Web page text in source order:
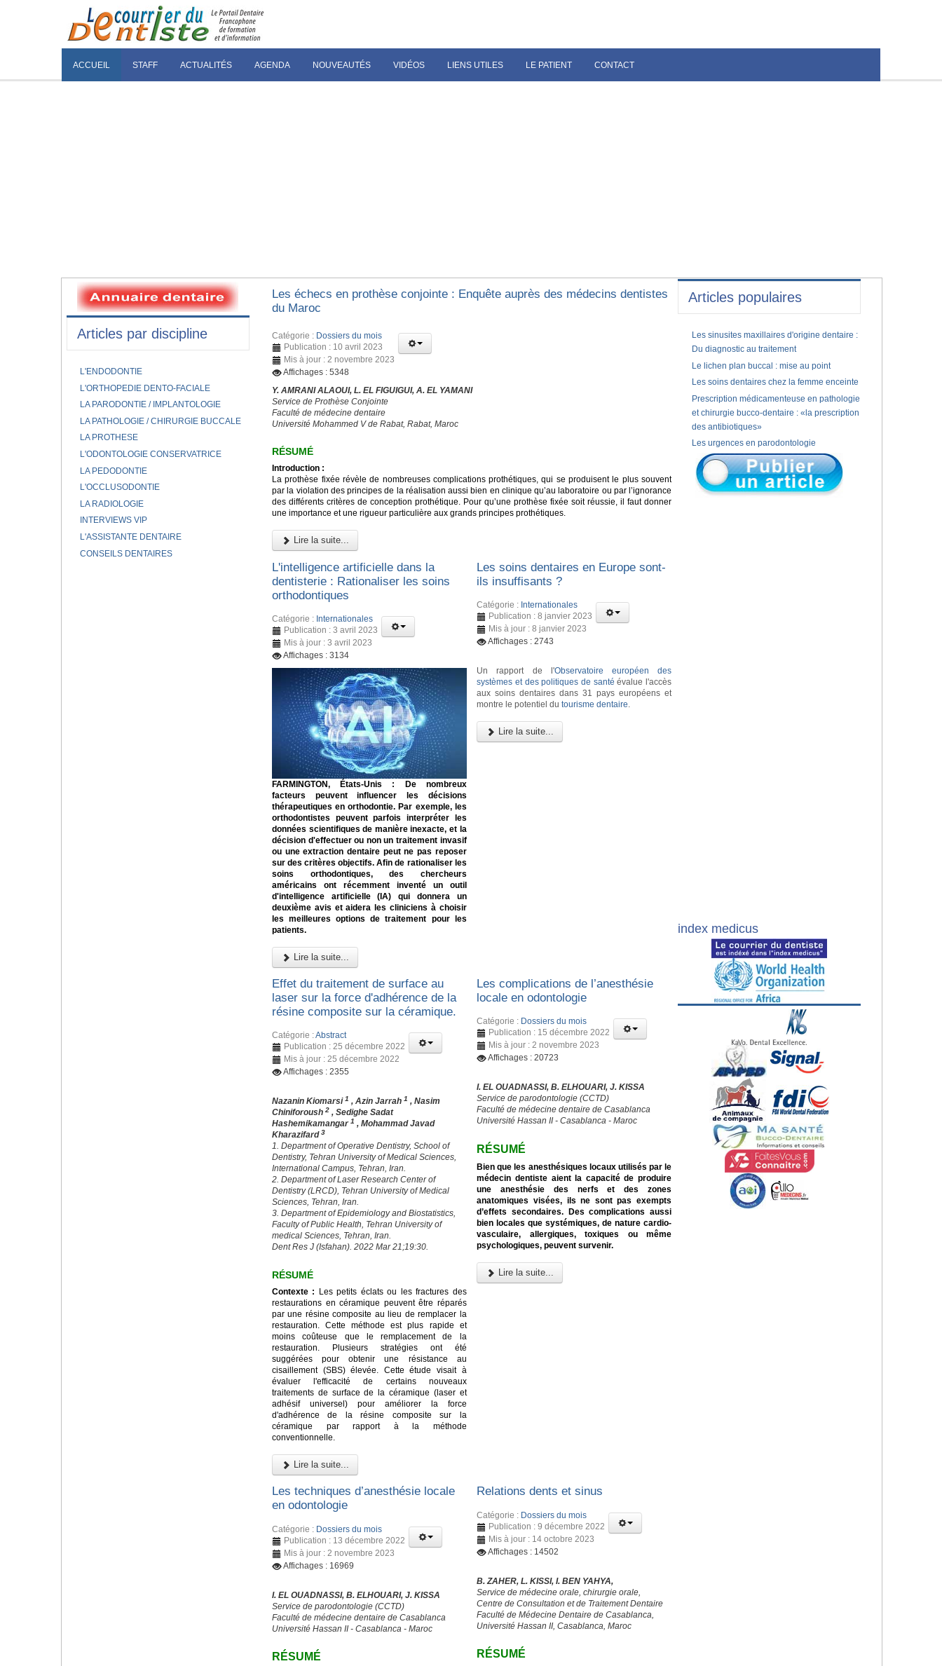
ACCUEIL STAFF ACTUALITÉS AGENDA NOUVEAUTÉS VIDÉOS LIENS UTILES LE PATIENT CONTACT
Les échecs en prothèse conjointe : Enquête auprès des médecins dentistes
du Maroc
Catégorie : Dossiers du mois
Publication : 10 avril 2023
Mis à jour : 2 novembre 2023
Affichages : 5348
Y. AMRANI ALAOUI, L. EL FIGUIGUI, A. EL YAMANI
Service de Prothèse Conjointe
Faculté de médecine dentaire
Université Mohammed V de Rabat, Rabat, Maroc
RÉSUMÉ
Introduction :
La prothèse fixée révèle de nombreuses complications prothétiques, qui se produisent le plus souvent
par la violation des principes de la réalisation aussi bien en clinique qu’au laboratoire ou par l’ignorance
des différents critères de conception prothétique. Pour qu’une prothèse fixée soit réussie, il faut donner
une importance et une rigueur particulière aux grands principes prothétiques.
Lire la suite...
L'intelligence artificielle dans la
dentisterie : Rationaliser les soins
orthodontiques
Catégorie : Internationales
Publication : 3 avril 2023
Mis à jour : 3 avril 2023
Affichages : 3134
FARMINGTON, États-Unis :
De nombreux
facteurs peuvent influencer les décisions
thérapeutiques en orthodontie. Par exemple, les
orthodontistes peuvent parfois interpréter les
données scientifiques de manière inexacte, et la
décision d'effectuer ou non un traitement invasif
ou une extraction dentaire peut ne pas reposer
sur des critères objectifs. Afin de rationaliser les
soins orthodontiques, des chercheurs
américains ont récemment inventé un outil
d'intelligence artificielle (IA) qui donnera un
deuxième avis et aidera les cliniciens à choisir
les meilleures options de traitement pour les
patients.
Lire la suite...
Les soins dentaires en Europe sont-
ils insuffisants ?
Catégorie : Internationales
Publication : 8 janvier 2023
Mis à jour : 8 janvier 2023
Affichages : 2743
Un rapport de l'Observatoire européen des
systèmes et des politiques de santé évalue l'accès
aux soins dentaires dans 31 pays européens et
montre le potentiel dutourisme dentaire.
Lire la suite...
Effet du traitement de surface au
laser sur la force d'adhérence de la
résine composite sur la céramique.
Catégorie :Abstract
Publication : 25 décembre 2022
Mis à jour : 25 décembre 2022
Affichages : 2355
Nazanin Kiomarsi 1 , Azin Jarrah 1 , Nasim
Chiniforoush 2 , Sedighe Sadat
Hashemikamangar 1 , Mohammad Javad
Kharazifard3
1. Department of Operative Dentistry, School of
Dentistry, Tehran University of Medical Sciences,
International Campus, Tehran, Iran.
2. Department of Laser Research Center of
Dentistry (LRCD), Tehran University of Medical
Sciences, Tehran, Iran.
3. Department of Epidemiology and Biostatistics,
Faculty of Public Health, Tehran University of
medical Sciences, Tehran, Iran.
Dent Res J (Isfahan). 2022 Mar 21;19:30.
RÉSUMÉ
Contexte : Les petits éclats ou les fractures des
restaurations en céramique peuvent être réparés
par une résine composite au lieu de remplacer la
restauration. Cette méthode est plus rapide et
moins coûteuse que le remplacement de la
restauration. Plusieurs stratégies ont été
suggérées pour obtenir une résistance au
cisaillement (SBS) élevée. Cette étude visait à
évaluer l'efficacité de certains nouveaux
traitements de surface de la céramique (laser et
adhésif universel) pour améliorer la force
d'adhérence de la résine composite sur la
céramique par rapport à la méthode
conventionnelle.
Lire la suite...
Les complications de l’anesthésie
locale en odontologie
Catégorie : Dossiers du mois
Publication : 15 décembre 2022
Mis à jour : 2 novembre 2023
Affichages : 20723
I. EL OUADNASSI, B. ELHOUARI, J. KISSA
Service de parodontologie (CCTD)
Faculté de médecine dentaire de Casablanca
Université Hassan II - Casablanca - Maroc
RÉSUMÉ
Bien que les anesthésiques locaux utilisés par le
médecin dentiste aient la capacité de produire
une anesthésie des nerfs et des zones
anatomiques visées, ils ne sont pas exempts
d’effets secondaires. Des complications aussi
bien locales que systémiques, de nature cardio-
vasculaire, allergiques, toxiques ou même
psychologiques, peuvent survenir.
Lire la suite...
Les techniques d’anesthésie locale
en odontologie
Catégorie : Dossiers du mois
Publication : 13 décembre 2022
Mis à jour : 2 novembre 2023
Affichages : 16969
I. EL OUADNASSI, B. ELHOUARI, J. KISSA
Service de parodontologie (CCTD)
Faculté de médecine dentaire de Casablanca
Université Hassan II - Casablanca - Maroc
RÉSUMÉ
Relations dents et sinus
Catégorie : Dossiers du mois
Publication : 9 décembre 2022
Mis à jour : 14 octobre 2023
Affichages : 14502
B. ZAHER, L. KISSI, I. BEN YAHYA,
Service de médecine orale, chirurgie orale,
Centre de Consultation et de Traitement Dentaire
Faculté de Médecine Dentaire de Casablanca,
Université Hassan II, Casablanca, Maroc
RÉSUMÉ
Articles par discipline
L'ENDODONTIE
L'ORTHOPEDIE DENTO-FACIALE
LA PARODONTIE / IMPLANTOLOGIE
LA PATHOLOGIE / CHIRURGIE BUCCALE
LA PROTHESE
L'ODONTOLOGIE CONSERVATRICE
LA PEDODONTIE
L'OCCLUSODONTIE
LA RADIOLOGIE
INTERVIEWS VIP
L'ASSISTANTE DENTAIRE
CONSEILS DENTAIRES
Articles populaires
Les sinusites maxillaires d'origine dentaire :
Du diagnostic au traitement
Le lichen plan buccal : mise au point
Les soins dentaires chez la femme enceinte
Prescription médicamenteuse en pathologie
et chirurgie bucco-dentaire : «la prescription
des antibiotiques»
Les urgences en parodontologie
index medicus